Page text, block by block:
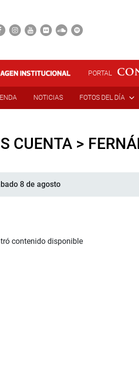
PORTAL
NOTICIAS FOTOS DEL DÍA
CUENTA >
8 de agosto
contenido disponible